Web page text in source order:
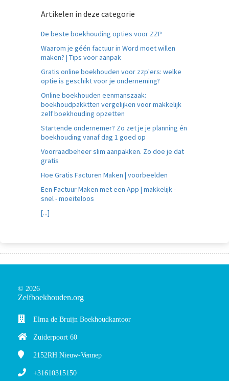
Artikelen in deze categorie
De beste boekhouding opties voor ZZP
Waarom je géén factuur in Word moet willen
maken? | Tips voor aanpak
Gratis online boekhouden voor zzp'ers: welke
optie is geschikt voor je onderneming?
Online boekhouden eenmanszaak:
boekhoudpakktten vergelijken voor makkelijk
zelf boekhouding opzetten
Startende ondernemer? Zo zet je je planning én
boekhouding vanaf dag 1 goed op
Voorraadbeheer slim aanpakken. Zo doe je dat
gratis
Hoe Gratis Facturen Maken | voorbeelden
Een Factuur Maken met een App | makkelijk -
snel - moeiteloos
[...]
© 2026
Zelfboekhouden.org
Elma de Bruijn Boekhoudkantoor
Zuiderpoort 60
2152RH Nieuw-Vennep
+31610315150